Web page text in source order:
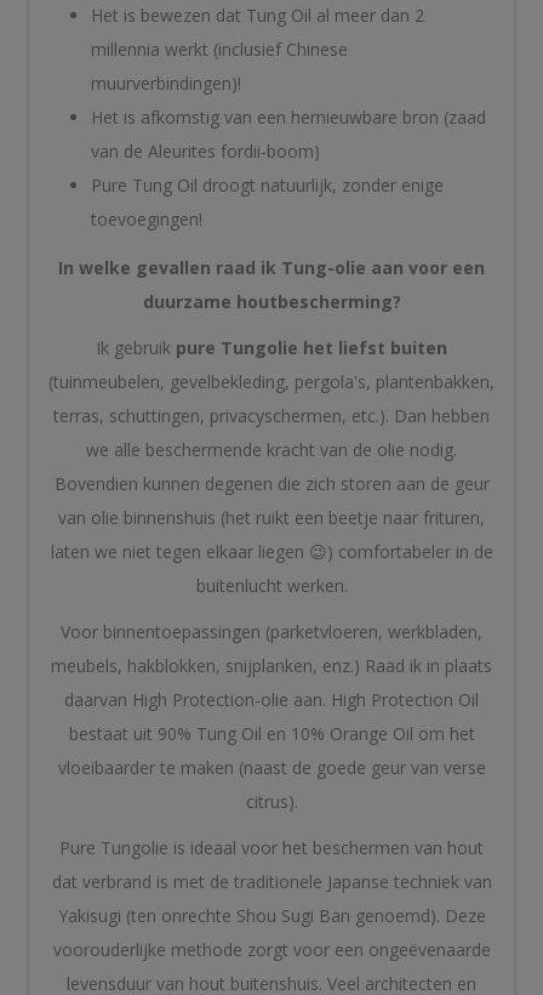
Het is bewezen dat Tung Oil al meer dan 2
millennia werkt (inclusief Chinese
muurverbindingen)!
Het is afkomstig van een hernieuwbare bron (zaad
van de Aleurites fordii-boom)
Pure Tung Oil droogt natuurlijk, zonder enige
toevoegingen!
In welke gevallen raad ik Tung-olie aan voor een
duurzame houtbescherming?
Ik gebruik pure Tungolie het liefst buiten
(tuinmeubelen, gevelbekleding, pergola's, plantenbakken,
terras, schuttingen, privacyschermen, etc.). Dan hebben
we alle beschermende kracht van de olie nodig.
Bovendien kunnen degenen die zich storen aan de geur
van olie binnenshuis (het ruikt een beetje naar frituren,
laten we niet tegen elkaar liegen 😉) comfortabeler in de
buitenlucht werken.
Voor binnentoepassingen (parketvloeren, werkbladen,
meubels, hakblokken, snijplanken, enz.) Raad ik in plaats
daarvan High Protection-olie aan. High Protection Oil
bestaat uit 90% Tung Oil en 10% Orange Oil om het
vloeibaarder te maken (naast de goede geur van verse
citrus).
Pure Tungolie is ideaal voor het beschermen van hout
dat verbrand is met de traditionele Japanse techniek van
Yakisugi (ten onrechte Shou Sugi Ban genoemd). Deze
voorouderlijke methode zorgt voor een ongeëvenaarde
levensduur van hout buitenshuis. Veel architecten en